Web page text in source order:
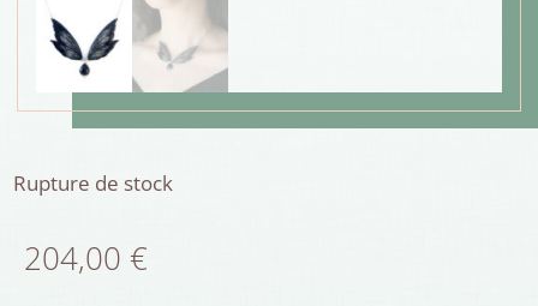
Rupture de stock
204,00 €